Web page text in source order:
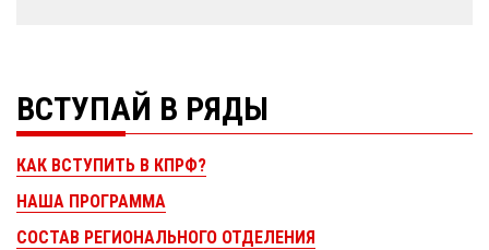
ВСТУПАЙ В РЯДЫ
КАК ВСТУПИТЬ В КПРФ?
НАША ПРОГРАММА
СОСТАВ РЕГИОНАЛЬНОГО ОТДЕЛЕНИЯ